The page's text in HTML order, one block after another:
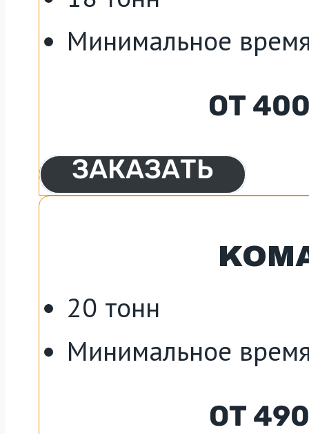
Минимальное
ОТ
ЗАКАЗАТЬ
20 тонн
Минимальное
ОТ